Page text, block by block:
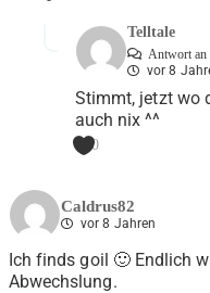
Telltale
Antwort an
vor 8
Stimmt, jetzt wo
auch nix ^^
0
Caldrus82
vor 8 Jahren
Ich finds goil 🙂 Endlich
Abwechslung.